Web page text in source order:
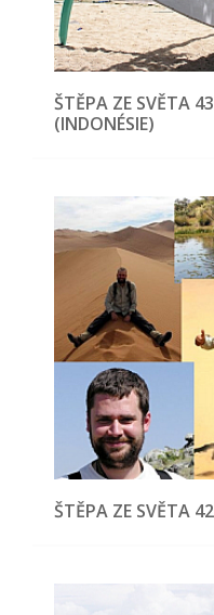
ŠTĚPA ZE SVĚTA
(INDONÉSIE)
ŠTĚPA ZE SVĚTA